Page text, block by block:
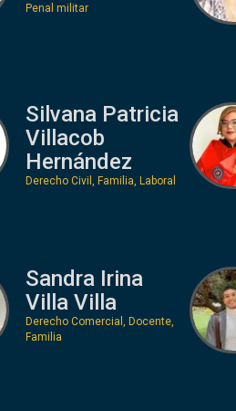
Penal militar
Silvana Patricia
Villacob
Hernández
Derecho Civil, Familia, Laboral
Sandra Irina
Villa Villa
Derecho Comercial, Docente,
Familia